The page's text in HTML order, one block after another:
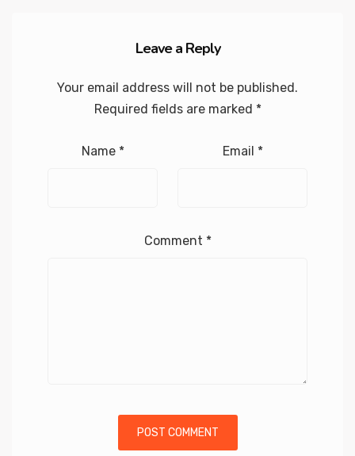
Leave a Reply
Your email address will not be published.
Required fields are marked *
Name * Email *
Comment *